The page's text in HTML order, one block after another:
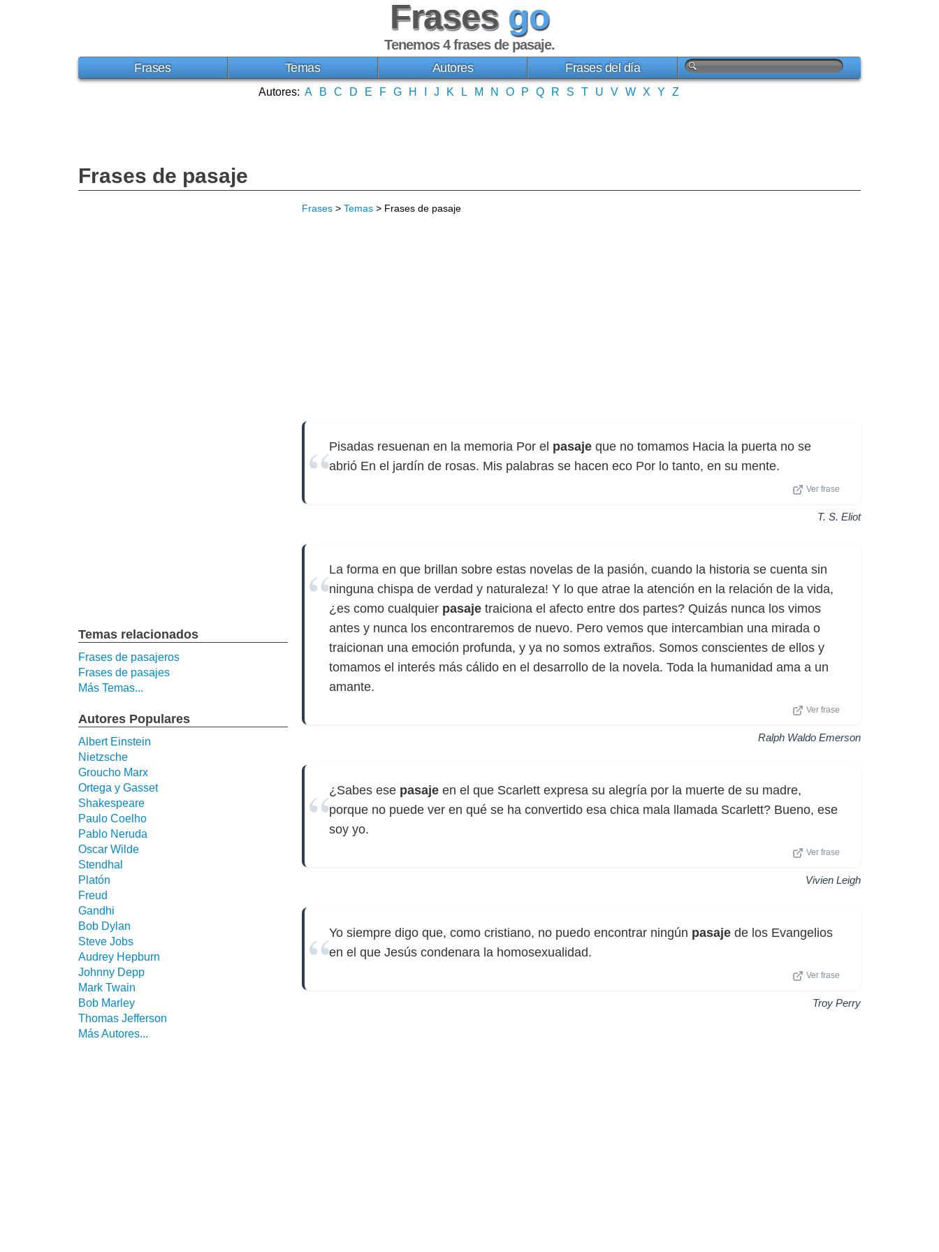
Frases go
Tenemos 4frases de pasaje.
Frases Temas Autores Frases del día
Autores: A B C D E F G H J K L M N O P Q R S T U V W X Y Z
Frases de pasaje
Frases > Temas > Frases de pasaje
Pisadas resuenan en la memoria Por el pasaje que no tomamos Hacia la puerta no se
abrió En el jardín de rosas. Mis palabras se hacen eco Por lo tanto, en su mente.
Ver frase
T. S. Eliot
La forma en que brillan sobre estas novelas de la pasión, cuando la historia se cuenta sin
ninguna chispa de verdad y naturaleza! Y lo que atrae la atención en la relación de la vida,
¿es como cualquier pasaje traiciona el afecto entre dos partes? Quizás nunca los vimos
antes y nunca los encontraremos de nuevo. Pero vemos que intercambian una mirada o
traicionan una emoción profunda, y ya no somos extraños. Somos conscientes de ellos y
tomamos el interés más cálido en el desarrollo de la novela. Toda la humanidad ama a un
amante.
Ver frase
Ralph Waldo Emerson
¿Sabes ese pasaje en el que Scarlett expresa su alegría por la muerte de su madre,
porque no puede ver en qué se ha convertido esa chica mala llamada Scarlett? Bueno, ese
soy yo.
Ver frase
Vivien Leigh
Yo siempre digo que, como cristiano, no puedo encontrar ningún pasaje de los Evangelios
en el que Jesús condenara la homosexualidad.
Ver frase
Troy Perry
Temas relacionados
Frases de pasajeros
Frases de pasajes
Más Temas...
Autores Populares
Albert Einstein
Nietzsche
Groucho Marx
Ortega y Gasset
Shakespeare
Paulo Coelho
Pablo Neruda
Oscar Wilde
Stendhal
Platón
Freud
Gandhi
Bob Dylan
Steve Jobs
Audrey Hepburn
Johnny Depp
Mark Twain
Bob Marley
Thomas Jefferson
Más Autores...